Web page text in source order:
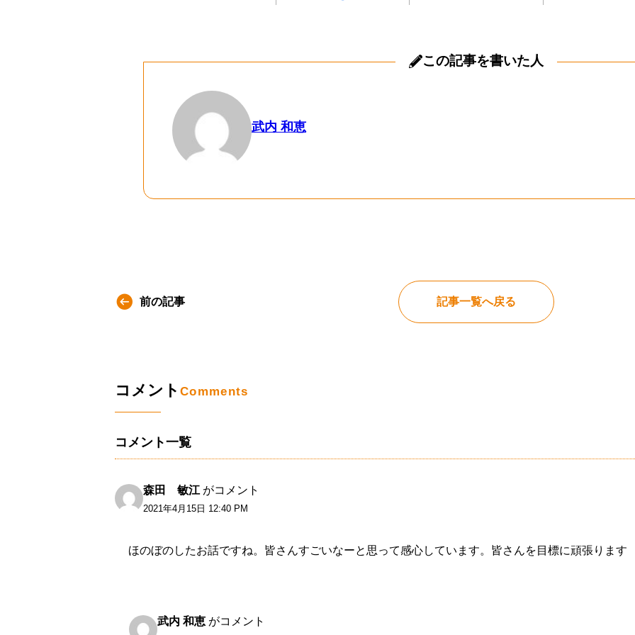
この記事を書いた人
武内 和恵
前の記事 記事一覧へ戻る
コメント Comments
コメント一覧
森田 敏江 がコメント
2021年4月15日 12:40 PM
ほのぼのしたお話ですね。皆さんすごいなーと思って感心しています。皆さんを目標に頑張ります
武内 和恵 がコメント